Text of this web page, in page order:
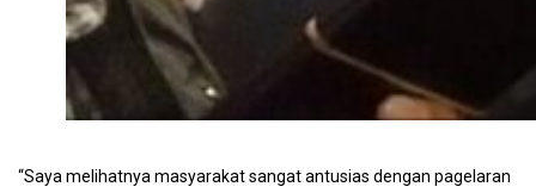
“Saya melihatnya masyarakat sangat antusias dengan pagelaran